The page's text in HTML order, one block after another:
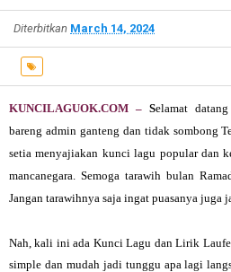
Diterbitkan March 14, 2024
KUNCILAGUOK.COM – Selamat
bareng admin ganteng dan tidak sombong
setia menyajiakan kunci lagu popular dan
mancanegara. Semoga tarawih bulan
Jangan tarawihnya saja ingat puasanya juga
Nah, kali ini ada Kunci Lagu dan Lirik
simple dan mudah jadi tunggu apa lagi